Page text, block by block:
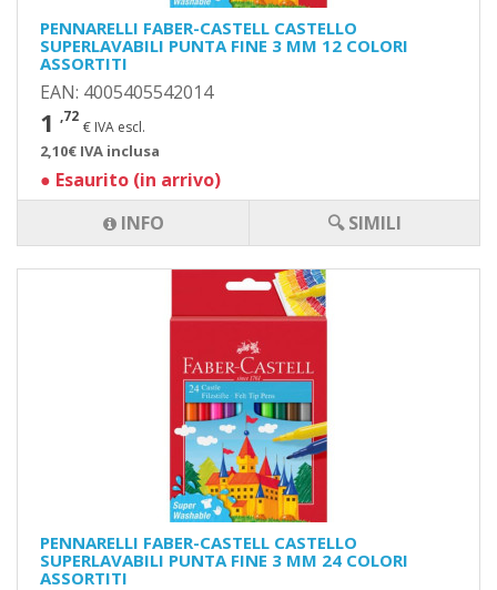
PENNARELLI FABER-CASTELL CASTELLO
SUPERLAVABILI PUNTA FINE 3 MM 12 COLORI
ASSORTITI
EAN: 4005405542014
1 ,72
€ IVA escl.
2,10€ IVA inclusa
● Esaurito (in arrivo)
INFO
🔍 SIMILI
PENNARELLI FABER-CASTELL CASTELLO
SUPERLAVABILI PUNTA FINE 3 MM 24 COLORI
ASSORTITI